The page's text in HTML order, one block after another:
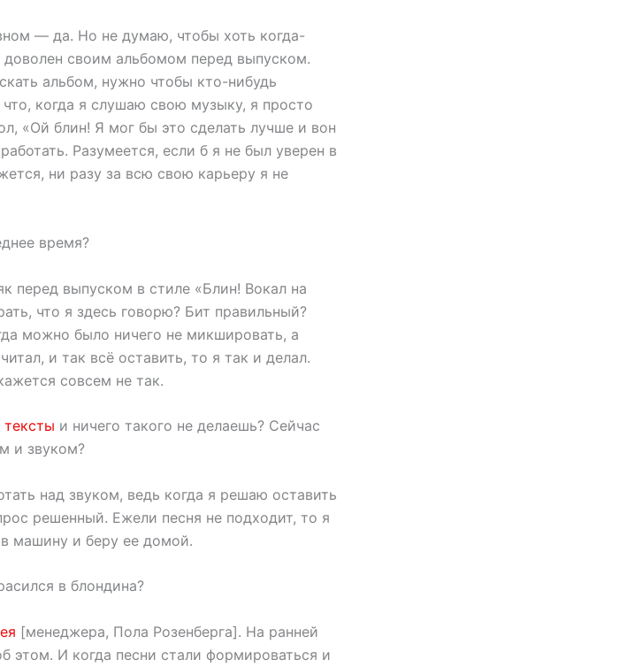
— да. Но не думаю, чтобы хоть когда-
своим альбомом перед выпуском.
альбом, нужно чтобы кто-нибудь
когда я слушаю свою музыку, я просто
«Ой блин! Я мог бы это сделать лучше и вон
Разумеется, если б я не был уверен в
ни разу за всю свою карьеру я не
время?
перед выпуском в стиле «Блин! Вокал на
что я здесь говорю? Бит правильный?
можно было ничего не микшировать, а
и так всё оставить, то я так и делал.
совсем не так.
тексты и ничего такого не делаешь? Сейчас
и звуком?
над звуком, ведь когда я решаю оставить
решенный. Ежели песня не подходит, то я
машину и беру ее домой.
в блондина?
[менеджера, Пола Розенберга]. На ранней
этом. И когда песни стали формироваться и